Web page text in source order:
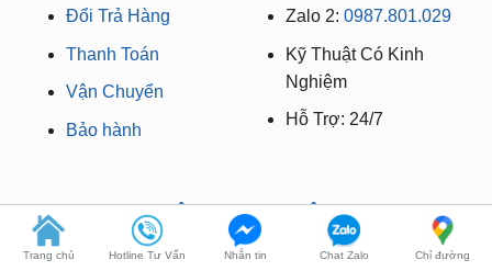
Đổi Trả Hàng
Thanh Toán
Vận Chuyển
Bảo hành
Zalo 2: 0987.801.029
Kỹ Thuật Có Kinh
Nghiệm
Hỗ Trợ: 24/7
WEBSITE THUỘC THƯƠNG HIỆU ZKAR AUTO
Trang chủ Hotline Tư Vấn Nhắn tin Chat Zalo Chỉ đường